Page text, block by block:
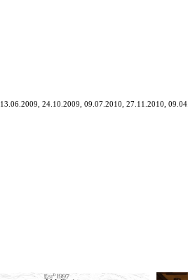
13.06.2009, 24.10.2009, 09.07.2010, 27.11.2010,